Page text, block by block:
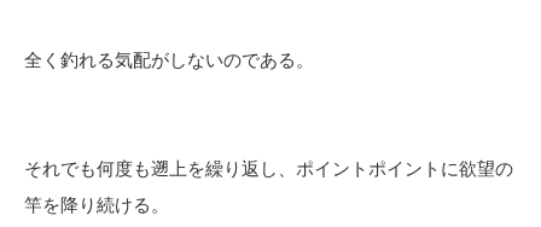
全く釣れる気配がしないのである。
それでも何度も遡上を繰り返し、ポイントポイントに欲望の
竿を降り続ける。